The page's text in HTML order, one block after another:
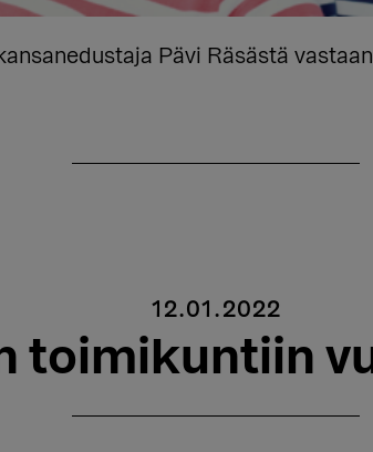
Pävi Räsästä
12.01.2022
toimikuntiin